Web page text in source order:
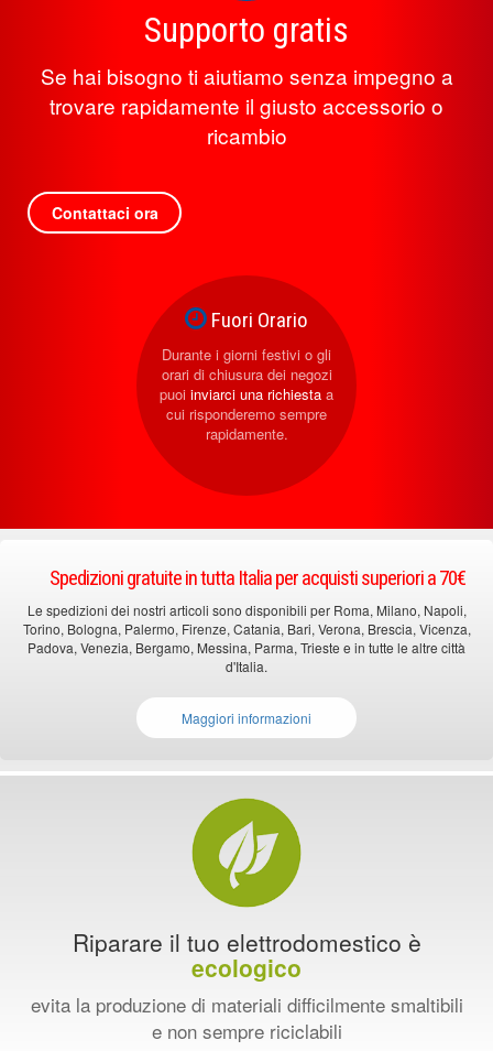
Supporto gratis
Se hai bisogno ti aiutiamo senza impegno a
trovare rapidamente il giusto accessorio o
ricambio
Contattaci ora
Fuori Orario
Durante i giorni festivi o gli
orari di chiusura dei negozi
puoi inviarci una richiesta a
cui risponderemo sempre
rapidamente.
Spedizioni gratuite in tutta Italia per acquisti superiori a 70€
Le spedizioni dei nostri articoli sono disponibili per Roma, Milano, Napoli,
Torino, Bologna, Palermo, Firenze, Catania, Bari, Verona, Brescia, Vicenza,
Padova, Venezia, Bergamo, Messina, Parma, Trieste e in tutte le altre città
d'Italia.
Maggiori informazioni
Riparare il tuo elettrodomestico è
ecologico
evita la produzione di materiali difficilmente smaltibili
e non sempre riciclabili